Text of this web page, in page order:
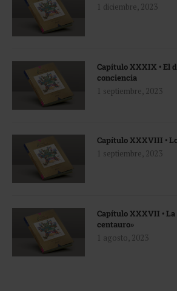
1 diciembre, 2023
Capítulo XXXIX • El
conciencia
1 septiembre, 2023
Capítulo XXXVIII •
1 septiembre, 2023
Capítulo XXXVII •
centauro»
1 agosto, 2023